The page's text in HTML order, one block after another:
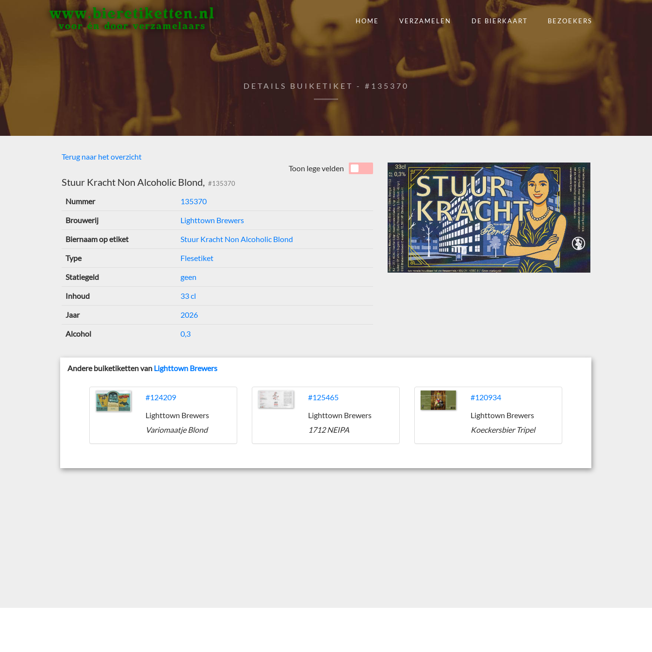
www.bieretiketten.nl
voor én door verzamelaars
HOME VERZAMELEN DE BIERKAART BEZOEKERS
DETAILS BUIKETIKET - #135370
Terug naar het overzicht
Stuur Kracht Non Alcoholic Blond, #135370
Toon lege velden
Nummer 135370
Brouwerij Lighttown Brewers
Biernaam op etiket Stuur Kracht Non Alcoholic Blond
Type Flesetiket
Statiegeld geen
Inhoud 33 cl
Jaar 2026
Alcohol 0,3
Andere buiketiketten van Lighttown Brewers
#124209
Lighttown Brewers
Variomaatje Blond
#125465
Lighttown Brewers
1712 NEIPA
#120934
Lighttown Brewers
Koeckersbier Tripel